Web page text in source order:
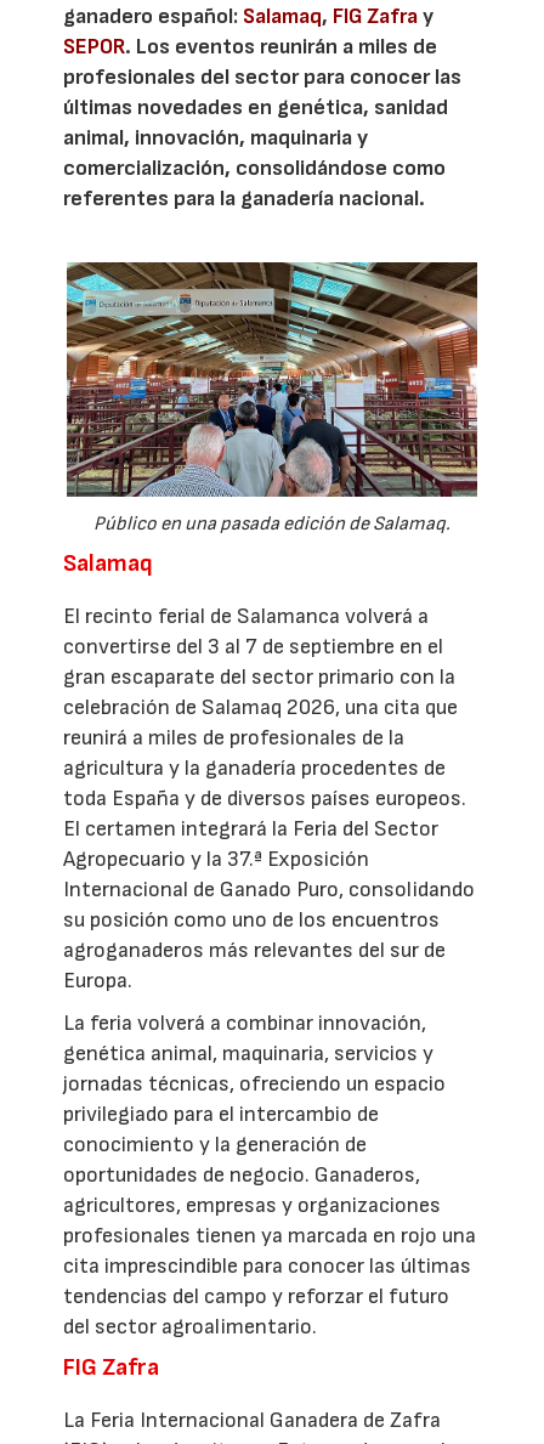
ganadero español: Salamaq, FIG Zafray
SEPOR. Los eventos reunirán a miles de
profesionales del sector para conocer las
últimas novedades en genética, sanidad
animal, innovación, maquinaria y
comercialización, consolidándose como
referentes para la ganadería nacional.
Público en una pasada edición de Salamaq.
Salamaq
El recinto ferial de Salamanca volverá a
convertirse del 3 al 7 de septiembre en el
gran escaparate del sector primario con la
celebración de Salamaq 2026, una cita que
reunirá a miles de profesionales de la
agricultura y la ganadería procedentes de
toda España y de diversos países europeos.
El certamen integrará la Feria del Sector
Agropecuario y la 37.ª Exposición
Internacional de Ganado Puro, consolidando
su posición como uno de los encuentros
agroganaderos más relevantes del sur de
Europa.
La feria volverá a combinar innovación,
genética animal, maquinaria, servicios y
jornadas técnicas, ofreciendo un espacio
privilegiado para el intercambio de
conocimiento y la generación de
oportunidades de negocio. Ganaderos,
agricultores, empresas y organizaciones
profesionales tienen ya marcada en rojo una
cita imprescindible para conocer las últimas
tendencias del campo y reforzar el futuro
del sector agroalimentario.
FIG Zafra
La Feria Internacional Ganadera de Zafra